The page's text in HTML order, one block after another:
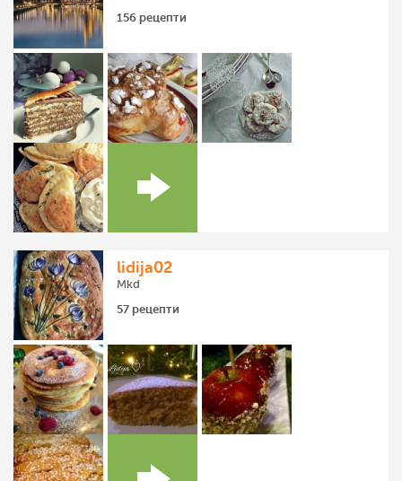
156 рецепти
lidija02
Mkd
57 рецепти